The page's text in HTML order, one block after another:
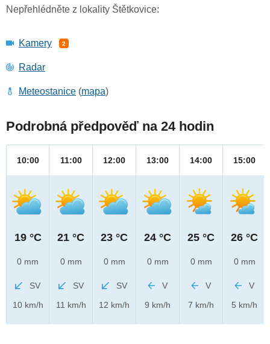
Nepřehlédněte z lokality Štětkovice:
Kamery 2
Radar
Meteostanice (mapa)
Podrobná předpověď na 24 hodin
10:00
19 °C
0 mm
SV
10 km/h
11:00
21 °C
0 mm
SV
11 km/h
12:00
23 °C
0 mm
SV
12 km/h
13:00
24 °C
0 mm
V
9 km/h
14:00
25 °C
0 mm
V
7 km/h
15:00
26 °C
0 mm
V
5 km/h